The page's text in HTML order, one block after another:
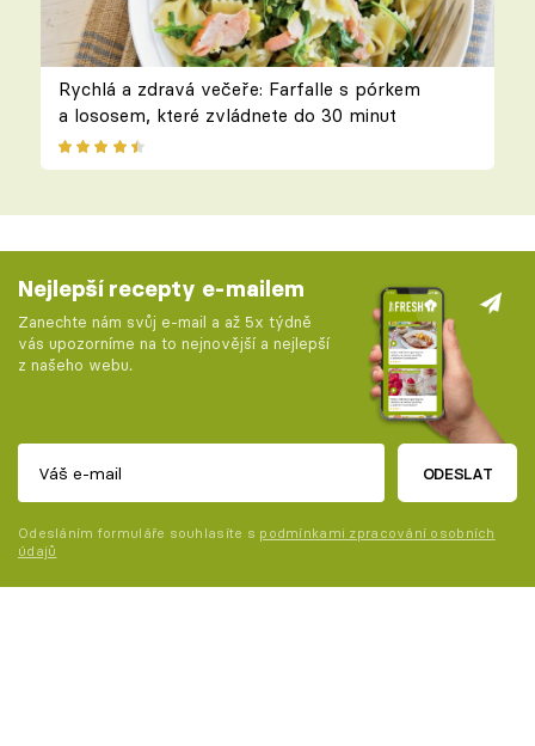
Rychlá a zdravá večeře: Farfalle s pórkem
a lososem, které zvládnete do 30 minut
Nejlepší recepty e-mailem
Zanechte nám svůj e-mail a až 5x týdně
vás upozorníme na to nejnovější a nejlepší
z našeho webu.
ODESLAT
Odesláním formuláře souhlasíte s podmínkami zpracování osobních
údajů